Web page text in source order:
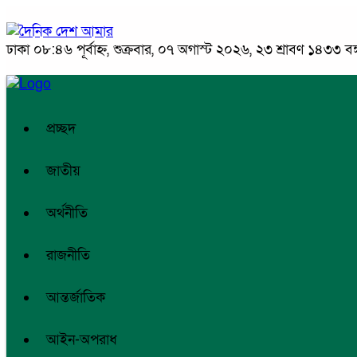
ঢাকা ০৮:৪৬ পূর্বাহ্ন, শুক্রবার, ০৭ অগাস্ট ২০২৬, ২৩ শ্রাবণ ১৪৩৩
প্রচ্ছদ
জাতীয়
অর্থনীতি
রাজনীতি
আন্তর্জাতিক
আইন-অপরাধ